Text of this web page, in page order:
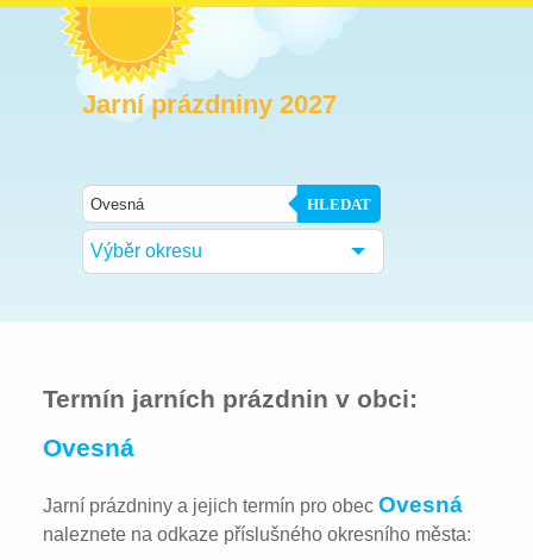
Jarní prázdniny 2027
HLEDAT
Výběr okresu
Termín jarních prázdnin v obci:
Ovesná
Jarní prázdniny a jejich termín pro obecOvesná
naleznete na odkaze příslušného okresního města: